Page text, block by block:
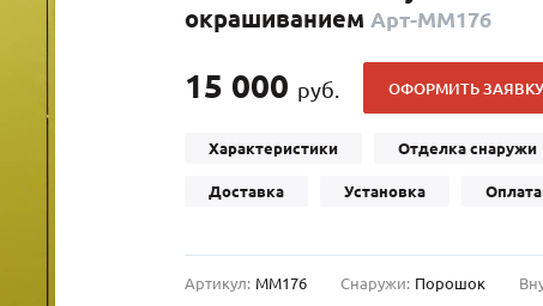
С отбойником(91)
С импостами (73)
С витражами (11)
В современном стиле
окрашиванием Арт-ММ176
15 000 руб. ОФОРМИТЬ ЗАЯВКУ
Характеристики Отделка снаружи
Доставка Установка Оплата
Артикул: ММ176 Снаружи: Порошок